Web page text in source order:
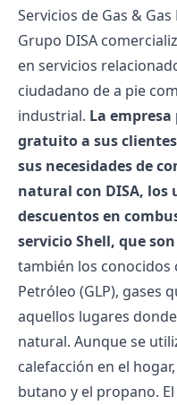
Servicios de Gas &
Grupo DISA
en servicios
ciudadano de a pie
industrial. La
gratuito a sus
sus necesidades de
natural con DISA, los
descuentos en
servicio Shell, que
también los conocidos
Petróleo (GLP), gases
aquellos lugares
natural. Aunque se
calefacción en el
butano y el propano.